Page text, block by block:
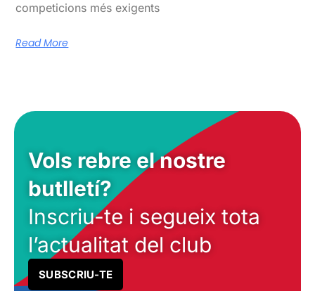
competicions més exigents
Read More
Vols rebre el nostre
butlletí?
Inscriu-te i segueix tota
l’actualitat del club
SUBSCRIU-TE